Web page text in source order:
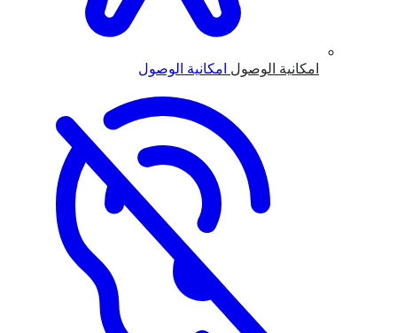
امكانية الوصول امكانية الوصول